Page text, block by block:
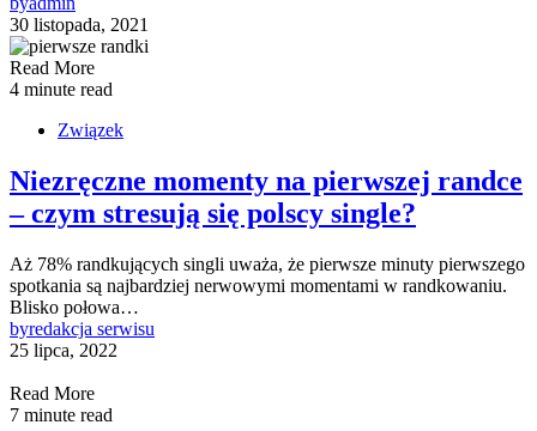
30 listopada, 2021
Read More
4 minute read
Związek
Niezręczne momenty na pierwszej randce
– czym stresują się polscy single?
Aż 78% randkujących singli uważa, że pierwsze minuty pierwszego
spotkania są najbardziej nerwowymi momentami w randkowaniu.
Blisko połowa…
byredakcja serwisu
25 lipca, 2022
Read More
7 minute read